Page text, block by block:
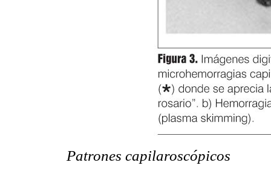
Patrones capilaroscópicos